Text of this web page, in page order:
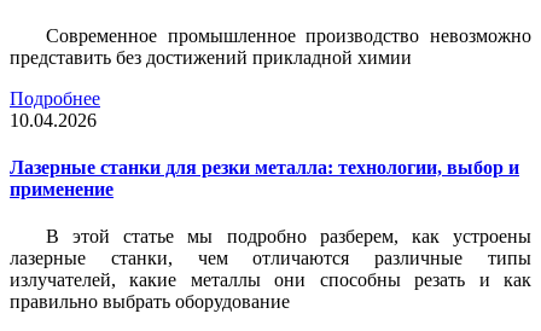
Современное промышленное производство невозможно
представить без достижений прикладной химии
Подробнее
10.04.2026
Лазерные станки для резки металла: технологии, выбор и
применение
В этой статье мы подробно разберем, как устроены
лазерные станки, чем отличаются различные типы
излучателей, какие металлы они способны резать и как
правильно выбрать оборудование